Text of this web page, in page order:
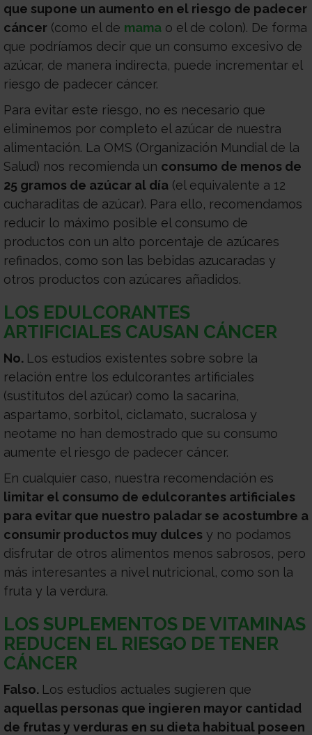
que supone un aumento en el riesgo de padecer
cáncer (como el de mama o el de colon). De forma
que podríamos decir que un consumo excesivo de
azúcar, de manera indirecta, puede incrementar el
riesgo de padecer cáncer.
Para evitar este riesgo, no es necesario que
eliminemos por completo el azúcar de nuestra
alimentación. La OMS (Organización Mundial de la
Salud) nos recomienda un consumo de menos de
25 gramos de azúcar al día (el equivalente a 12
cucharaditas de azúcar). Para ello, recomendamos
reducir lo máximo posible el consumo de
productos con un alto porcentaje de azúcares
refinados, como son las bebidas azucaradas y
otros productos con azúcares añadidos.
LOS EDULCORANTES
ARTIFICIALES CAUSAN CÁNCER
No. Los estudios existentes sobre sobre la
relación entre los edulcorantes artificiales
(sustitutos del azúcar) como la sacarina,
aspartamo, sorbitol, ciclamato, sucralosa y
neotame no han demostrado que su consumo
aumente el riesgo de padecer cáncer.
En cualquier caso, nuestra recomendación es
limitar el consumo de edulcorantes artificiales
para evitar que nuestro paladar se acostumbre a
consumir productos muy dulces y no podamos
disfrutar de otros alimentos menos sabrosos, pero
más interesantes a nivel nutricional, como son la
fruta y la verdura.
LOS SUPLEMENTOS DE VITAMINAS
REDUCEN EL RIESGO DE TENER
CÁNCER
Falso. Los estudios actuales sugieren que
aquellas personas que ingieren mayor cantidad
de frutas y verduras en su dieta habitual poseen